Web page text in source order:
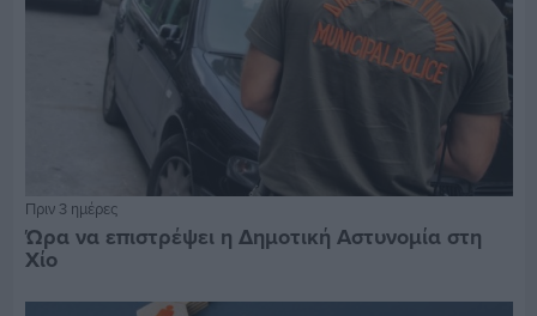
Πριν 3 ημέρες
Ώρα να επιστρέψει η Δημοτική Αστυνομία στη
Χίο